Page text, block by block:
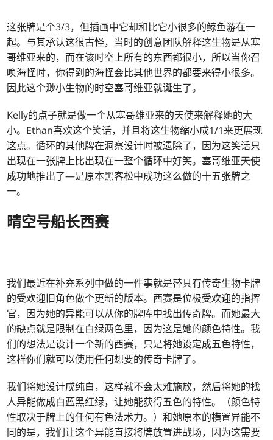
这张牌是个3/3，但插画中它却和比它小很多的鲸鱼游在一
起。与其承认这很古怪，当时的创意团队解释这生物是从塞
哥维亚来的，而在该时空上所有的东西都很小，所以当你召
唤海怪时，你得到的海怪会比其他世界的都要来得小很多。
因此这个渺小生物的时空塞哥维亚就诞生了。
Kelly的点子就是做一个从塞哥维亚来的天使来解释她的大
小。Ethan喜欢这个笑话，并且将这生物缩小成1/1来更展现
这点。循环的其他牌在洞察设计时被遗除了，因为这笑话只
出现在一张牌上比出现在一整个循环中好笑。塞哥维亚天使
成功地推出了—是原本黑客松中成功这么做的十五张牌之
一。
晴空号船长西赛
我们最近在补充系列中做的一件事就是替具有传奇生物卡牌
的受欢迎旧角色做个更新的版本。西赛是位极受欢迎的指挥
官，因为她的异能可以从你的牌库中找出传奇牌。而她最大
的缺点就是限制在白绿两色里，因为这是她的颜色特性。我
们的想法是设计一个新的西赛，只是将她设定成五色特性，
这样你们就可以使用任何想要的传奇卡牌了。
我们将她设计成纯白，这样就不会太难施放，然后将她的找
人异能做成白蓝黑红绿，让她能获得五色的特性。（颜色特
性取决于牌上的任何有色法术力。）和她原本的横置异能不
同的是，我们让这个异能直接将牌放置进战场，因为这需要